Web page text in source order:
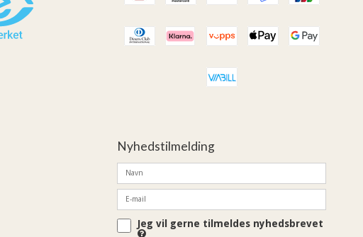
Nyhedstilmelding
Jeg vil gerne tilmeldes nyhedsbrevet